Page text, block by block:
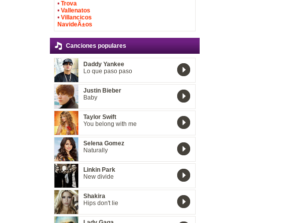
• Trova
• Vallenatos
• Villancicos
NavideÃ±os
Canciones populares
Daddy Yankee
Lo que paso paso
Justin Bieber
Baby
Taylor Swift
You belong with me
Selena Gomez
Naturally
Linkin Park
New divide
Shakira
Hips don't lie